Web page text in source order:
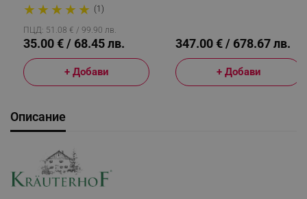
Ефект, Антиоксидантно
Действие, Бял
★ ★ ★ ★ ★ (1)
ПЦД: 51.08 € / 99.90 лв.
35.00 € / 68.45 лв.
+ Добави
347.00 € / 678.67 лв.
+ Добави
Описание